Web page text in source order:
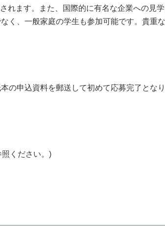
れます。また、国際的に有名な企業への見
く、一般家庭の学生も参加可能です。貴重
の申込資料を郵送して初めて応募完了となり
ください。)